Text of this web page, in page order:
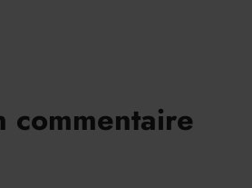
commentaire